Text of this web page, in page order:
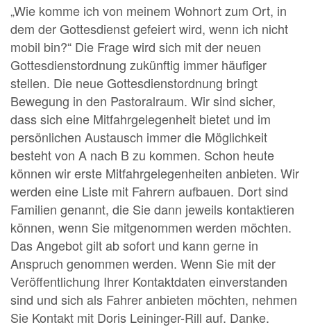
„Wie komme ich von meinem Wohnort zum Ort, in
dem der Gottesdienst gefeiert wird, wenn ich nicht
mobil bin?“ Die Frage wird sich mit der neuen
Gottesdienstordnung zukünftig immer häufiger
stellen. Die neue Gottesdienstordnung bringt
Bewegung in den Pastoralraum. Wir sind sicher,
dass sich eine Mitfahrgelegenheit bietet und im
persönlichen Austausch immer die Möglichkeit
besteht von A nach B zu kommen. Schon heute
können wir erste Mitfahrgelegenheiten anbieten. Wir
werden eine Liste mit Fahrern aufbauen. Dort sind
Familien genannt, die Sie dann jeweils kontaktieren
können, wenn Sie mitgenommen werden möchten.
Das Angebot gilt ab sofort und kann gerne in
Anspruch genommen werden. Wenn Sie mit der
Veröffentlichung Ihrer Kontaktdaten einverstanden
sind und sich als Fahrer anbieten möchten, nehmen
Sie Kontakt mit Doris Leininger-Rill auf. Danke.